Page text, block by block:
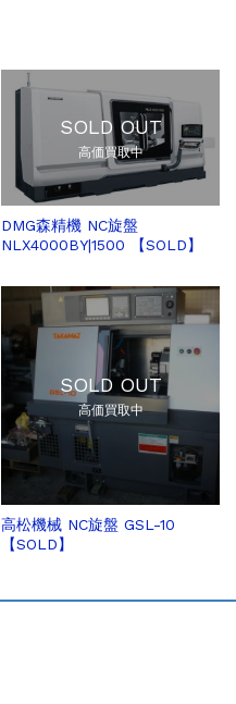
SOLD OUT
高価買取中
DMG森精機 NC旋盤
NLX4000BY|1500 【SOLD】
SOLD OUT
高価買取中
高松機械 NC旋盤 GSL-10
【SOLD】